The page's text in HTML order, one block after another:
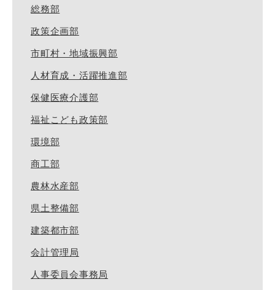
総務部
政策企画部
市町村・地域振興部
人材育成・活躍推進部
保健医療介護部
福祉こども政策部
環境部
商工部
農林水産部
県土整備部
建築都市部
会計管理局
人事委員会事務局